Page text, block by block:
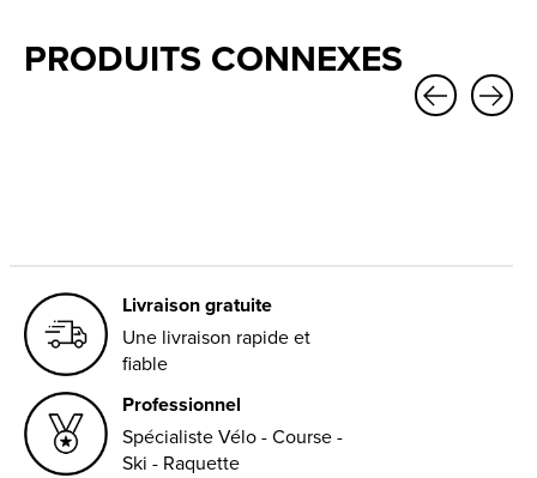
PRODUITS CONNEXES
Livraison gratuite
Une livraison rapide et
fiable
Professionnel
Spécialiste Vélo - Course -
Ski - Raquette